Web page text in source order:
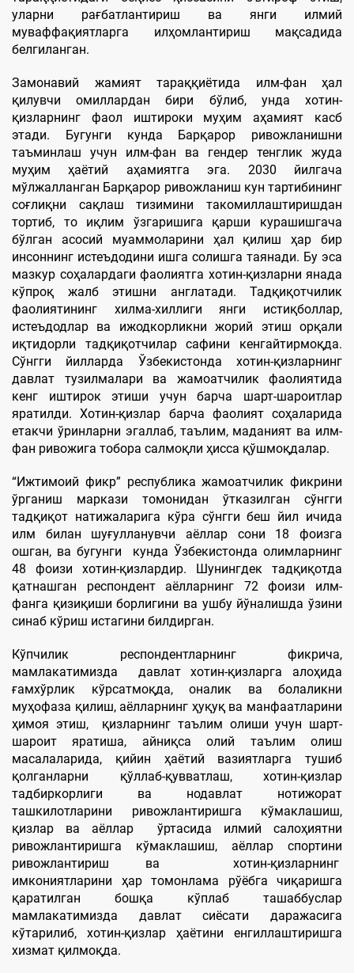
уларни рағбатлантириш ва янги илмий
муваффақиятларга илҳомлантириш мақсадида
белгиланган.
Замонавий жамият тараққиётида илм-фан ҳал
қилувчи омиллардан бири бўлиб, унда хотин-
қизларнинг фаол иштироки муҳим аҳамият касб
этади. Бугунги кунда Барқарор ривожланишни
таъминлаш учун илм-фан ва гендер тенглик жуда
муҳим ҳаётий аҳамиятга эга. 2030 йилгача
мўлжалланган Барқарор ривожланиш кун тартибининг
соғлиқни сақлаш тизимини такомиллаштиришдан
тортиб, то иқлим ўзгаришига қарши курашишгача
бўлган асосий муаммоларини ҳал қилиш ҳар бир
инсоннинг истеъдодини ишга солишга таянади. Бу эса
мазкур соҳалардаги фаолиятга хотин-қизларни янада
кўпроқ жалб этишни англатади. Тадқиқотчилик
фаолиятининг хилма-хиллиги янги истиқболлар,
истеъдодлар ва ижодкорликни жорий этиш орқали
иқтидорли тадқиқотчилар сафини кенгайтирмоқда.
Сўнгги йилларда Ўзбекистонда хотин-қизларнинг
давлат тузилмалари ва жамоатчилик фаолиятида
кенг иштирок этиши учун барча шарт-шароитлар
яратилди. Хотин-қизлар барча фаолият соҳаларида
етакчи ўринларни эгаллаб, таълим, маданият ва илм-
фан ривожига тобора салмоқли ҳисса қўшмоқдалар.
“Ижтимоий фикр” республика жамоатчилик фикрини
ўрганиш маркази томонидан ўтказилган сўнгги
тадқиқот натижаларига кўра сўнгги беш йил ичида
илм билан шуғулланувчи аёллар сони 18 фоизга
ошган, ва бугунги кунда Ўзбекистонда олимларнинг
48 фоизи хотин-қизлардир. Шунингдек тадқиқотда
қатнашган респондент аёлларнинг 72 фоизи илм-
фанга қизиқиши борлигини ва ушбу йўналишда ўзини
синаб кўриш истагини билдирган.
Кўпчилик респондентларнинг фикрича,
мамлакатимизда давлат хотин-қизларга алоҳида
ғамхўрлик кўрсатмоқда, оналик ва болаликни
муҳофаза қилиш, аёлларнинг ҳуқуқ ва манфаатларини
ҳимоя этиш, қизларнинг таълим олиши учун шарт-
шароит яратиша, айниқса олий таълим олиш
масалаларида, қийин ҳаётий вазиятларга тушиб
қолганларни қўллаб-қувватлаш, хотин-қизлар
тадбиркорлиги ва нодавлат нотижорат
ташкилотларини ривожлантиришга кўмаклашиш,
қизлар ва аёллар ўртасида илмий салоҳиятни
ривожлантиришга кўмаклашиш, аёллар спортини
ривожлантириш ва хотин-қизларнинг
имкониятларини ҳар томонлама рўёбга чиқаришга
қаратилган бошқа кўплаб ташаббуслар
мамлакатимизда давлат сиёсати даражасига
кўтарилиб, хотин-қизлар ҳаётини енгиллаштиришга
хизмат қилмоқда.